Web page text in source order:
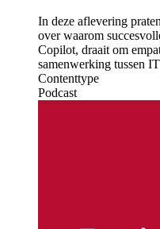
In deze aflevering
over waarom
Copilot, draait om
samenwerking tussen
Contenttype
Podcast